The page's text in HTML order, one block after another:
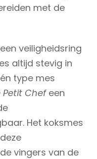
met de
veiligheidsring
altijd stevig in
type mes
Petit Chefeen
Het koksmes
vingers van de